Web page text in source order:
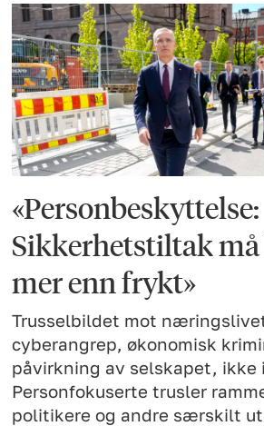
«Personbeskyttelse:
Sikkerhetstiltak må
mer enn frykt»
Trusselbildet mot
cyberangrep, økonomisk
påvirkning av selskapet, ikke
Personfokuserte trusler
politikere og andre særskilt